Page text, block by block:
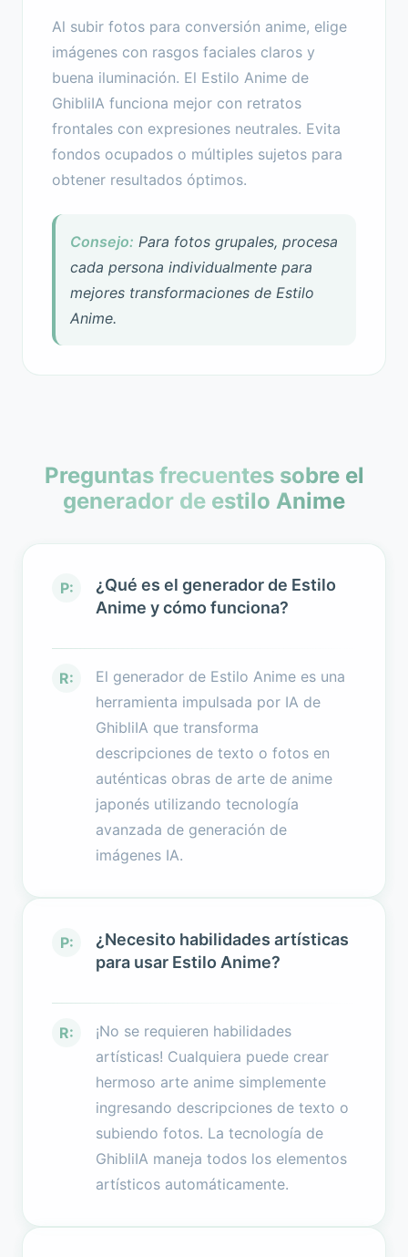
Al subir fotos para conversión anime, elige
imágenes con rasgos faciales claros y
buena iluminación. El Estilo Anime de
GhibliIA funciona mejor con retratos
frontales con expresiones neutrales. Evita
fondos ocupados o múltiples sujetos para
obtener resultados óptimos.
Consejo: Para fotos grupales, procesa
cada persona individualmente para
mejores transformaciones de Estilo
Anime.
Preguntas frecuentes sobre el
generador de estilo Anime
P:
¿Qué es el generador de Estilo
Anime y cómo funciona?
R:
El generador de Estilo Anime es una
herramienta impulsada por IA de
GhibliIA que transforma
descripciones de texto o fotos en
auténticas obras de arte de anime
japonés utilizando tecnología
avanzada de generación de
imágenes IA.
P:
¿Necesito habilidades artísticas
para usar Estilo Anime?
R:
¡No se requieren habilidades
artísticas! Cualquiera puede crear
hermoso arte anime simplemente
ingresando descripciones de texto o
subiendo fotos. La tecnología de
GhibliIA maneja todos los elementos
artísticos automáticamente.